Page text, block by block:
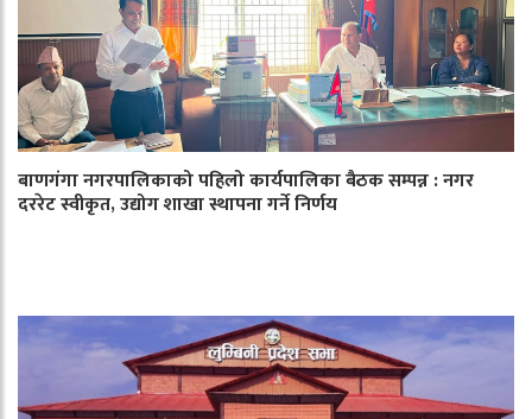
बाणगंगा नगरपालिकाको पहिलो कार्यपालिका बैठक सम्पन्न : नगर
दररेट स्वीकृत, उद्योग शाखा स्थापना गर्ने निर्णय